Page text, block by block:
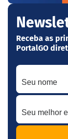
Receba as
PortalGO
Seu nome
Seu melhor e-mail